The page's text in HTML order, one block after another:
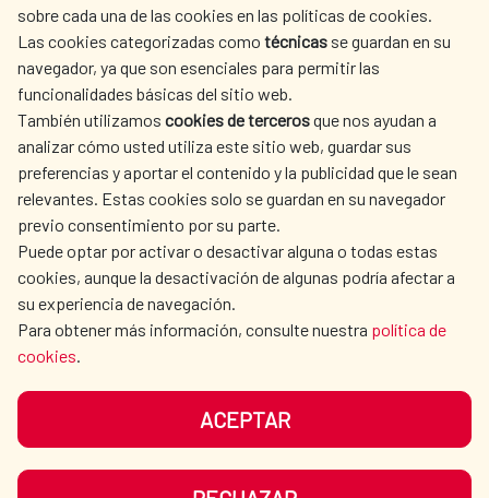
sobre cada una de las cookies en las políticas de cookies.
Las cookies categorizadas como técnicas se guardan en su
navegador, ya que son esenciales para permitir las
funcionalidades básicas del sitio web.
También utilizamos cookies de tercerosque nos ayudan a
analizar cómo usted utiliza este sitio web, guardar sus
preferencias y aportar el contenido y la publicidad que le sean
relevantes. Estas cookies solo se guardan en su navegador
previo consentimiento por su parte.
Puede optar por activar o desactivar alguna o todas estas
cookies, aunque la desactivación de algunas podría afectar a
su experiencia de navegación.
Para obtener más información, consulte nuestra política de
cookies.
ACEPTAR
AECID
OÙ NOUS COOPÉRONS
L'ACTION HUMANITAIRE
ESPAGNOLE
SALLE DE PRESSE
CULTURE ET SCIENCE BIBLIOTHÈQUE
NOS RÉSEAUX SOCIAUX
PROTECTION DES DONNÉES